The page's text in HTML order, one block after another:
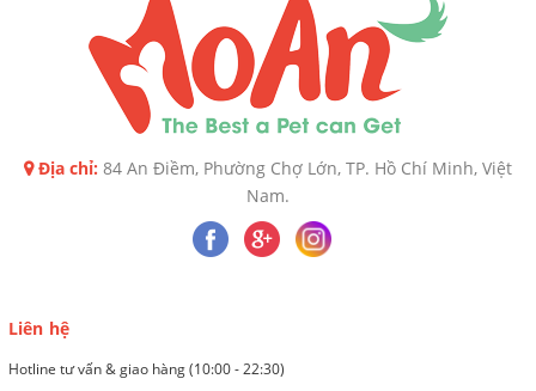
Địa chỉ: 84 An Điềm, Phường Chợ Lớn, TP. Hồ Chí Minh, Việt
Nam.
Liên hệ
Hotline tư vấn & giao hàng (10:00 - 22:30)